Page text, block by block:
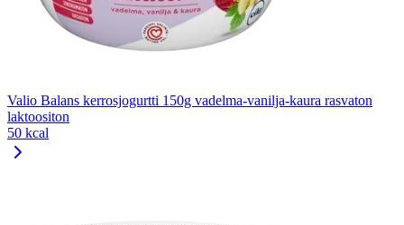
Valio Balans kerrosjogurtti 150g vadelma-vanilja-kaura rasvaton
laktoositon
50 kcal